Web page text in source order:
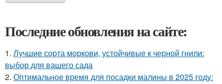
Последние обновления на сайте:
1. Лучшие сорта моркови, устойчивые к черной гнили:
выбор для вашего сада
2. Оптимальное время для посадки малины в 2025 году: